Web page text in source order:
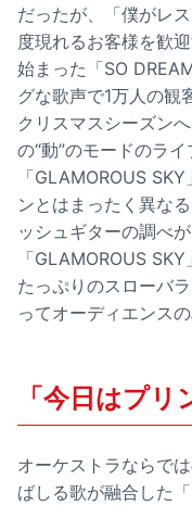
だったが、「僕がレ
度現れるお客様を歓
始まった「SO
グな歌声で1万人の観
クリスマスシーズン
の“動”のモードのラ
「GLAMOROUS
ンとはまったく異な
ッシュギターの調べ
「GLAMOROUS
たっぷりのスローバ
ってオーディエンス
「今日はプリ
オーケストラならで
ばしる歌が融合した